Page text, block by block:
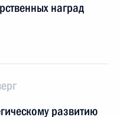
наград
развитию